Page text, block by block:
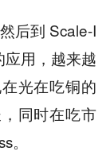
后到 Scale-I
用，越来越
光在吃铜的
同时在吃市